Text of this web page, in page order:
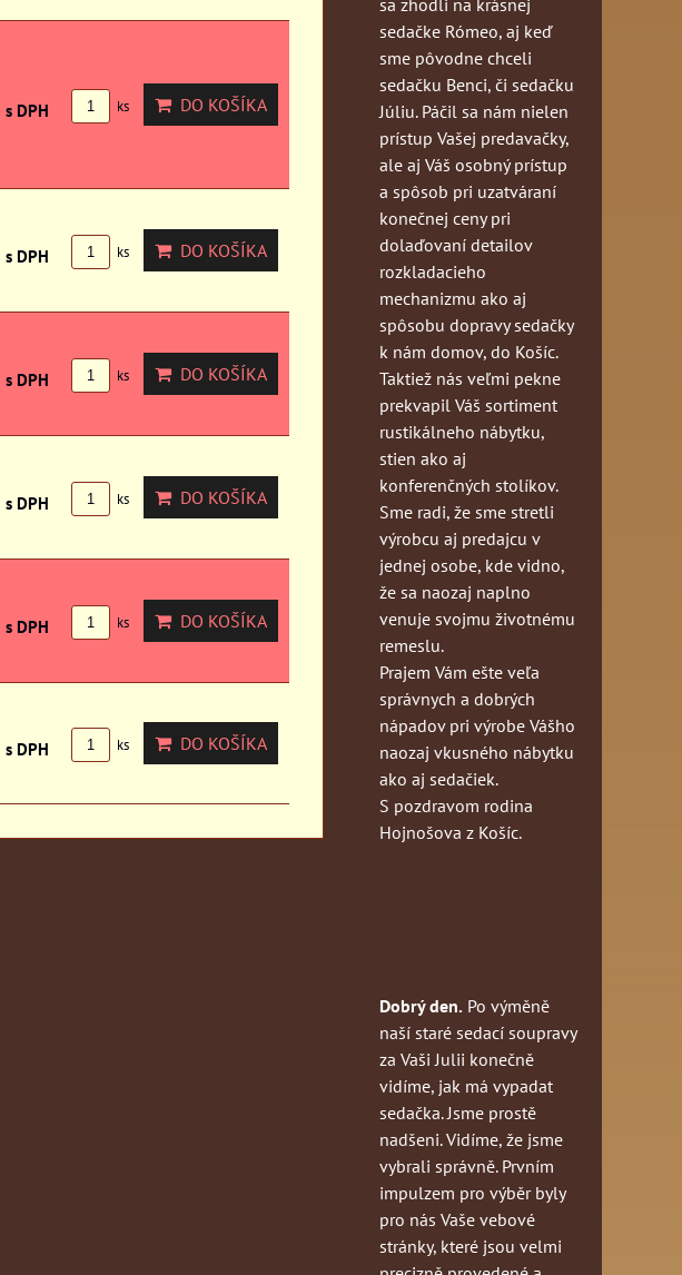
s DPH ks DO KOŠÍKA
s DPH ks DO KOŠÍKA
s DPH ks DO KOŠÍKA
s DPH ks DO KOŠÍKA
s DPH ks DO KOŠÍKA
s DPH ks DO KOŠÍKA
sedačke Rómeo, aj keď
sme pôvodne chceli
sedačku Benci, či sedačku
Júliu. Páčil sa nám nielen
prístup Vašej predavačky,
ale aj Váš osobný prístup
a spôsob pri uzatváraní
konečnej ceny pri
dolaďovaní detailov
rozkladacieho
mechanizmu ako aj
spôsobu dopravy sedačky
k nám domov, do Košíc.
Taktiež nás veľmi pekne
prekvapil Váš sortiment
rustikálneho nábytku,
stien ako aj
konferenčných stolíkov.
Sme radi, že sme stretli
výrobcu aj predajcu v
jednej osobe, kde vidno,
že sa naozaj naplno
venuje svojmu životnému
remeslu.
Prajem Vám ešte veľa
správnych a dobrých
nápadov pri výrobe Vášho
naozaj vkusného nábytku
ako aj sedačiek.
S pozdravom rodina
Hojnošova z Košíc.
Dobrý den. Po výměně
naší staré sedací soupravy
za Vaši Julii konečně
vidíme, jak má vypadat
sedačka. Jsme prostě
nadšeni. Vidíme, že jsme
vybrali správně. Prvním
impulzem pro výběr byly
pro nás Vaše vebové
stránky, které jsou velmi